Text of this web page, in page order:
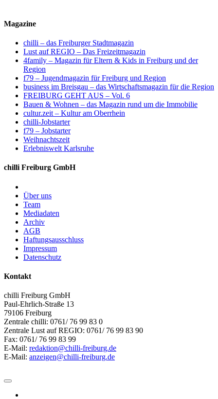
Magazine
chilli – das Freiburger Stadtmagazin
Lust auf REGIO – Das Freizeitmagazin
4family – Magazin für Eltern & Kids in Freiburg und der
Region
f79 – Jugendmagazin für Freiburg und Region
business im Breisgau – das Wirtschaftsmagazin für die Region
FREIBURG GEHT AUS – Vol. 6
Bauen & Wohnen – das Magazin rund um die Immobilie
cultur.zeit – Kultur am Oberrhein
chilli-Jobstarter
f79 – Jobstarter
Weihnachtszeit
Erlebniswelt Karlsruhe
chilli Freiburg GmbH
Über uns
Team
Mediadaten
Archiv
AGB
Haftungsausschluss
Impressum
Datenschutz
Kontakt
chilli Freiburg GmbH
Paul-Ehrlich-Straße 13
79106 Freiburg
Zentrale chilli: 0761/ 76 99 83 0
Zentrale Lust auf REGIO: 0761/ 76 99 83 90
Fax: 0761/ 76 99 83 99
E-Mail: redaktion@chilli-freiburg.de
E-Mail: anzeigen@chilli-freiburg.de